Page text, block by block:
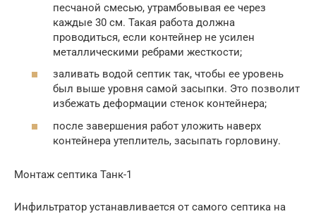
песчаной смесью, утрамбовывая ее через
каждые 30 см. Такая работа должна
проводиться, если контейнер не усилен
металлическими ребрами жесткости;
заливать водой септик так, чтобы ее уровень
был выше уровня самой засыпки. Это позволит
избежать деформации стенок контейнера;
после завершения работ уложить наверх
контейнера утеплитель, засыпать горловину.
Монтаж септика Танк-1
Инфильтратор устанавливается от самого септика на